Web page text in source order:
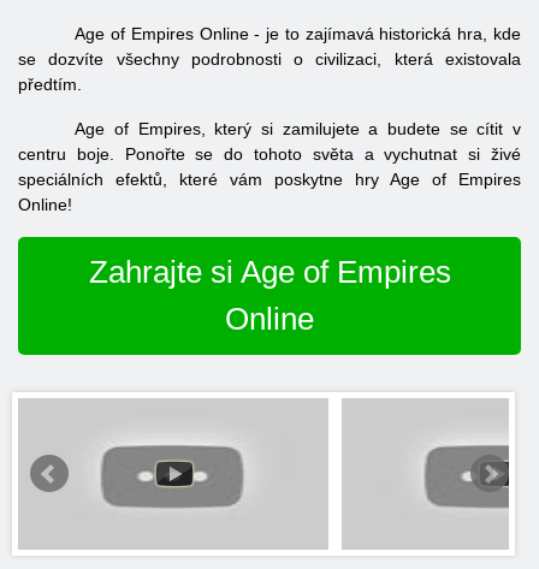
Age of Empires Online - je to zajímavá historická hra, kde
se dozvíte všechny podrobnosti o civilizaci, která existovala
předtím.
Age of Empires, který si zamilujete a budete se cítit v
centru boje. Ponořte se do tohoto světa a vychutnat si živé
speciálních efektů, které vám poskytne hry Age of Empires
Online!
Zahrajte si Age of Empires
Online